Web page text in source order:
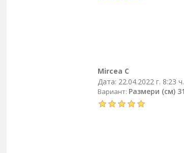
Mircea C
Дата: 22.04.2022 г. 8:23 ч.
Вариант: Размери (см)